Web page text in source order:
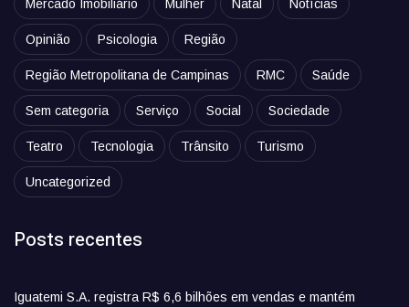
Mercado Imobiliário Mulher Natal Notícias
Opinião Psicologia Região
Região Metropolitana de Campinas RMC Saúde
Sem categoria Serviço Social Sociedade
Teatro Tecnologia Trânsito Turismo
Uncategorized
Posts recentes
Iguatemi S.A. registra R$ 6,6 bilhões em vendas e mantém